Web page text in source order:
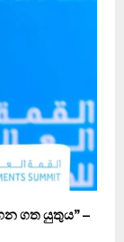
ගත යුතුය” –